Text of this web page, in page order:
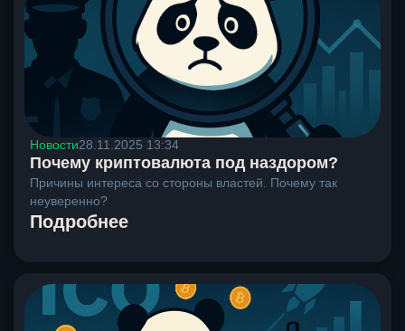
Новости28.11.2025 13:34
Почему криптовалюта под наздором?
Причины интереса со стороны властей. Почему так
неуверенно?
Подробнее